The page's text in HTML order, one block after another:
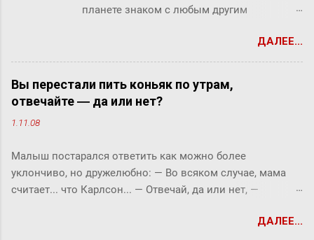
планете знаком с любым другим
людьми. Этот как бы закон, разумеется, не
доказан, но есть предположение что он
Закон вполне отражает концепцию
"маленького мира", который продолжает
Microsofr Research решили проверить на
пользователях Microsoft Messenger (180
миллионов) и базе из их 30 миллиардов
Знакомыми считали двух людей, хотя бы
ДАЛЕЕ...
Вы перестали пить коньяк по утрам,
отвечайте ― да или нет?
1.11.08
Малыш постарался ответить как можно более
уклончиво, но дружелюбно: ― Во всяком случае, мама
считает... что Карлсон... ― Отвечай, да или нет, ―
Карлсон должен у нас обедать? ― Во всяком случае, она
ДАЛЕЕ...